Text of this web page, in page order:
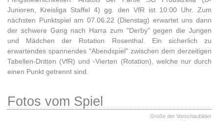
Junioren, Kreisliga Staffel 4) gg. den VfR ist 10:00 Uhr. Zum
nächsten Punktspiel am 07.06.22 (Dienstag) erwartet uns dann
der schwere Gang nach Harra zum "Derby" gegen die Jungen
und Mädchen der Rotation Rosenthal. Ein sicherlich zu
erwartendes spannendes "Abendspiel" zwischen dem derzeitigen
Tabellen-Dritten (VfR) und -Vierten (Rotation), welche nur durch
einen Punkt getrennt sind.
Fotos vom Spiel
Größe der Vorschaubilder